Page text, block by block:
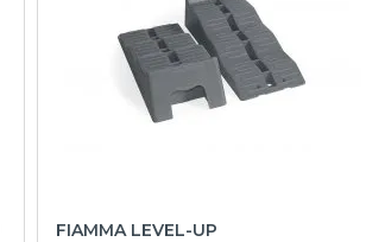
FIAMMA LEVEL-UP